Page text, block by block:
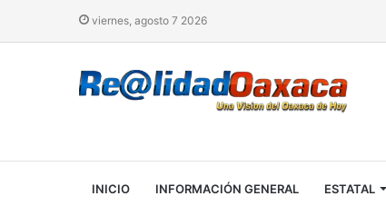
viernes, agosto 7 2026
INICIO INFORMACIÓN GENERAL ESTATAL